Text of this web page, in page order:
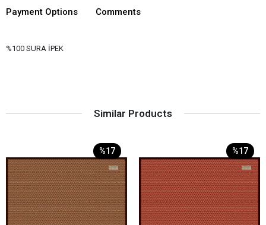
Payment Options Comments
%100 SURA İPEK
Similar Products
%17 %17